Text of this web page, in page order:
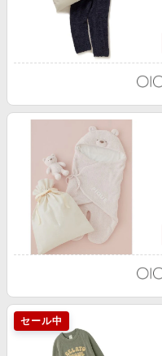
セール中